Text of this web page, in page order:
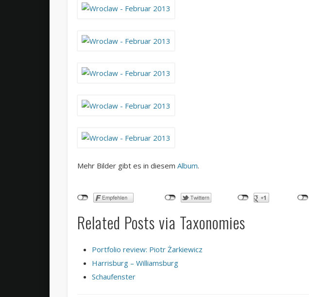
Mehr Bilder gibt es in diesem Album.
Related Posts via Taxonomies
Portfolio review: Piotr Żarkiewicz
Harrisburg – Williamsburg
Schaufenster